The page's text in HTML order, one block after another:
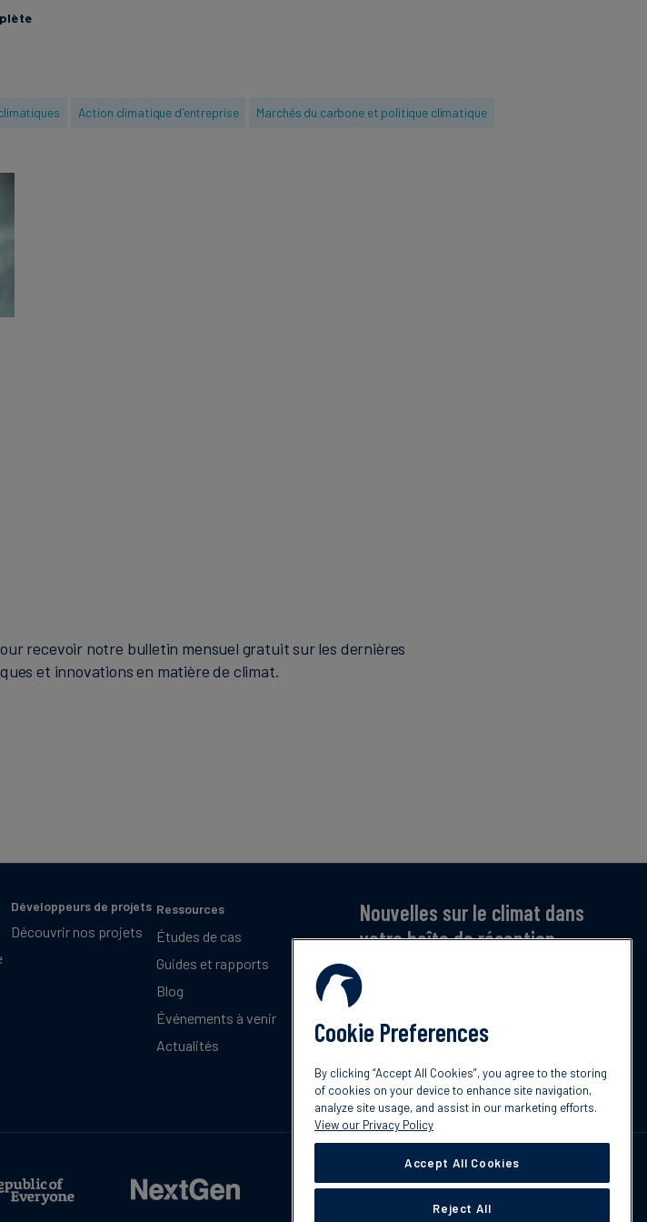
au sein de divers départements (développement
de manutention mais aussi dans l'industrie du
Action climatique d'entreprise Marchés du carbone et politique climatique
recevoir notre bulletin mensuel gratuit sur les dernières
et innovations en matière de climat.
Développeurs de projets
Découvrir nos projets
Ressources
Études de cas
Guides et rapports
Blog
Événements à venir
Actualités
Nouvelles sur le climat dans
votre boîte de réception
Inscrivez-vous pour recevoir notre bulletin
mensuel gratuit sur les dernières tendances,
Abonnez-vous
Cookie Preferences
By clicking “Accept All Cookies”, you agree to the storing
of cookies on your device to enhance site navigation,
analyze site usage, and assist in our marketing efforts.
View our Privacy Policy
Accept All Cookies
Reject All